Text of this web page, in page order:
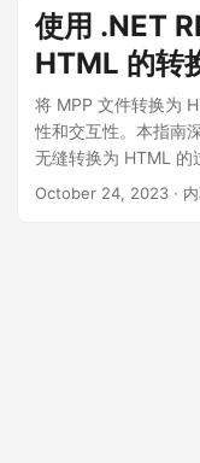
使用 .NET
HTML 的转
将 MPP 文件转换为
性和交互性。本指南
无缝转换为 HTML 的
October 24, 2023 ·